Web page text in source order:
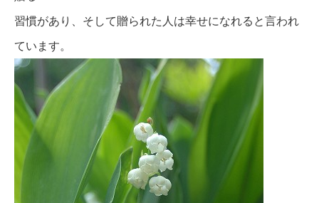
習慣があり、そして贈られた人は幸せになれると言われ
ています。